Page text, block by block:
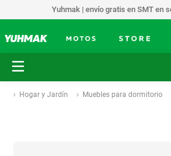
Yuhmak | envío gratis en SMT en
Hogar y Jardín Muebles para dormitorio